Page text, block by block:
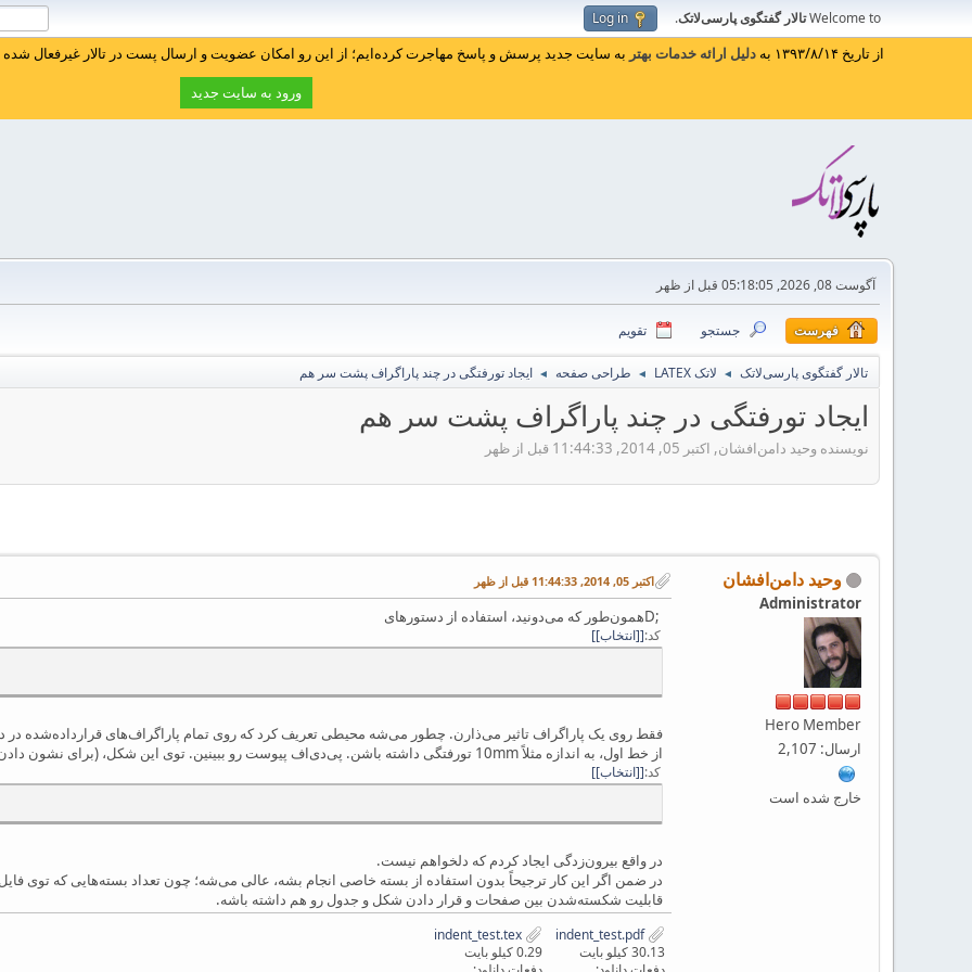
Welcome toتالار گفتگوی پارسی‌لاتک.
Log in
از تاریخ ۱۳۹۳/۸/۱۴ به دلیل ارائه خدمات بهتر به سایت جدید پرسش و پاسخ مهاجرت کرده‌ایم؛ از این رو امکان عضویت و ارسال پست در تالار غیرفعال
ورود به سایت جدید
آگوست 08, 2026, 05:18:05 قبل از ظهر
فهرست جستجو تقویم
تالار گفتگوی پارسی‌لاتک ◄ لاتک LATEX ◄ طراحی صفحه ◄ ایجاد تورفتگی در چند پاراگراف پشت سر هم
ایجاد تورفتگی در چند پاراگراف پشت سر هم
نویسنده وحید دامن‌افشان, اکتبر 05, 2014, 11:44:33 قبل از ظهر
وحید دامن‌افشان
Administrator
Hero Member
ارسال: 2,107
خارج شده است
اکتبر 05, 2014, 11:44:33 قبل از ظهر
;Dهمون‌طور که می‌دونید، استفاده از دستورهای
کد [انتخاب]
فقط روی یک پاراگراف تاثیر می‌ذارن. چطور می‌شه محیطی تعریف کرد که روی تمام پاراگراف‌های قرارداده‌شده در
از خط اول، به اندازه مثلاً 10mm تورفتگی داشته باشن. پی‌دی‌اف پیوست رو ببینین. توی این شکل، (برای نشون دادن منظورم) با استفاده از دستور
کد [انتخاب]
در واقع بیرون‌زدگی ایجاد کردم که دلخواهم نیست.
در ضمن اگر این کار ترجیحاً بدون استفاده از بسته خاصی انجام بشه، عالی می‌شه؛ چون تعداد بسته‌هایی که توی
قابلیت شکسته‌شدن بین صفحات و قرار دادن شکل و جدول رو هم داشته باشه.
indent_test.pdf
30.13 کیلو بایت
0.29 کیلو بایت